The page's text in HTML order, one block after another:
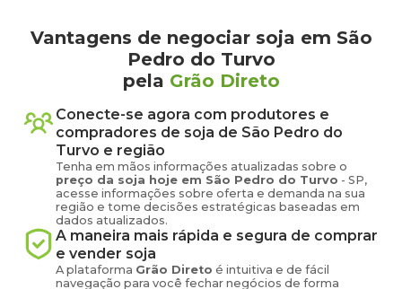
Vantagens de negociar soja em São
Pedro do Turvo
pela Grão Direto
Conecte-se agora com produtores e
compradores de soja de São Pedro do
Turvo e região
Tenha em mãos informações atualizadas sobre o
preço da soja hoje em São Pedro do Turvo - SP,
acesse informações sobre oferta e demanda na sua
região e tome decisões estratégicas baseadas em
dados atualizados.
A maneira mais rápida e segura de comprar
e vender soja
A plataforma Grão Direto é intuitiva e de fácil
navegação para você fechar negócios de forma